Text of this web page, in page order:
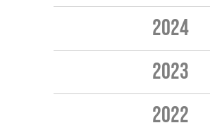
2024
2023
2022